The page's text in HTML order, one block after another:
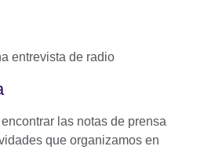
las notas de prensa
que organizamos en